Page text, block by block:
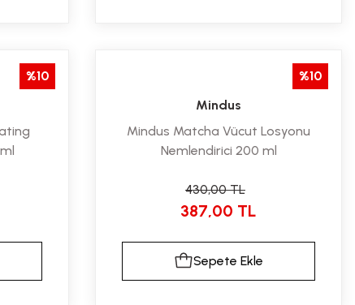
%10
%10
Mindus
Mindus Matcha Vücut Losyonu
Nemlendirici 200 ml
430,00 TL
387,00 TL
Sepete Ekle